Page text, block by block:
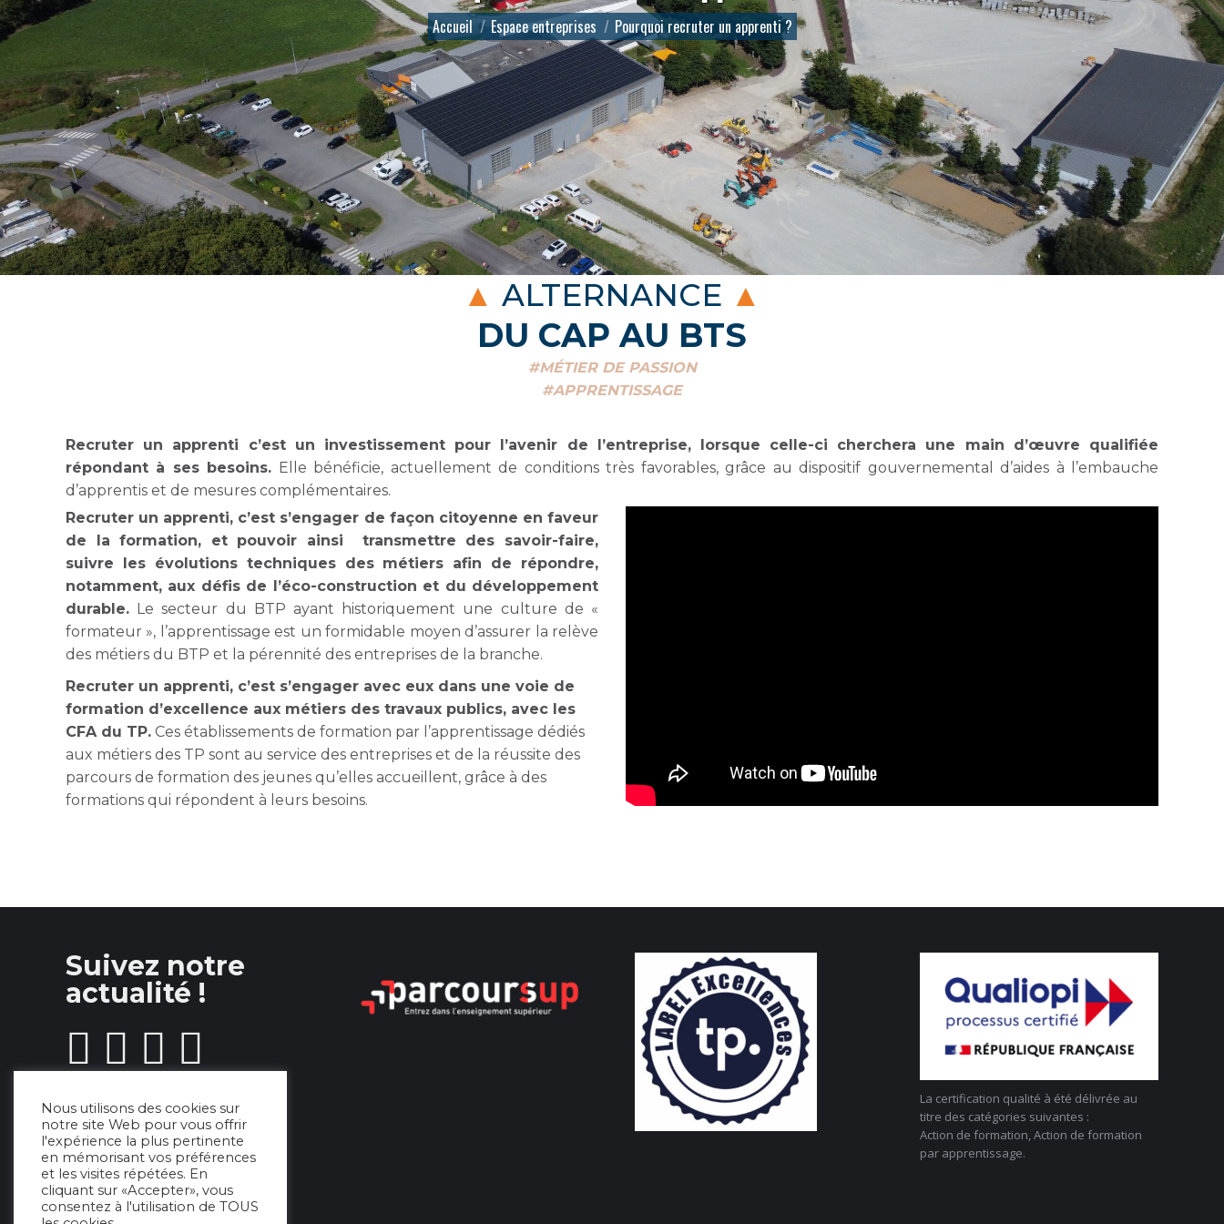
Vous êtes ici :
Accueil Espace entreprises Pourquoi recruter un apprenti ?
ALTERNANCE
DU CAP AU BTS
#MÉTIER DE PASSION
#APPRENTISSAGE
Recruter un apprenti c’est un investissement pour l’avenir de l’entreprise, lorsque celle-ci cherchera une main d’œuvre qualifiée
répondant à ses besoins. Elle bénéficie, actuellement de conditions très favorables, grâce au dispositif gouvernemental d’aides à l’embauche
d’apprentis et de mesures complémentaires.
Recruter un apprenti, c’est s’engager de façon citoyenne en faveur
de la formation, et pouvoir ainsi transmettre des savoir-faire,
suivre les évolutions techniques des métiers afin de répondre,
notamment, aux défis de l’éco-construction et du développement
durable. Le secteur du BTP ayant historiquement une culture de «
formateur », l’apprentissage est un formidable moyen d’assurer la relève
des métiers du BTP et la pérennité des entreprises de la branche.
Recruter un apprenti, c’est s’engager avec eux dans une voie de
formation d’excellence aux métiers des travaux publics, avec les
CFA du TP. Ces établissements de formation par l’apprentissage dédiés
aux métiers des TP sont au service des entreprises et de la réussite des
parcours de formation des jeunes qu’elles accueillent, grâce à des
formations qui répondent à leurs besoins.
Suivez notre
actualité !
La
page
Facebook
s'ouvre
La
page
Twitter
s'ouvre
La
page
Instagram
s'ouvre
page
Linkedin
s'ouvre
La certification qualité à été délivrée au
titre des catégories suivantes :
Action de formation, Action de formation
par apprentissage.
Nous utilisons des cookies sur
notre site Web pour vous offrir
l'expérience la plus pertinente
en mémorisant vos préférences
et les visites répétées. En
cliquant sur «Accepter», vous
consentez à l'utilisation de TOUS